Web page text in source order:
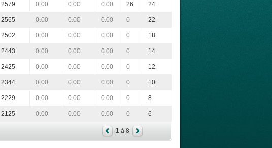
2579 0.00 0.00 0.00 26 24
2565 0.00 0.00 0.00 0 22
2502 0.00 0.00 0.00 0 18
2443 0.00 0.00 0.00 0 14
2425 0.00 0.00 0.00 0 12
2344 0.00 0.00 0.00 0 10
2229 0.00 0.00 0.00 0 8
2125 0.00 0.00 0.00 0 6
1 à 8